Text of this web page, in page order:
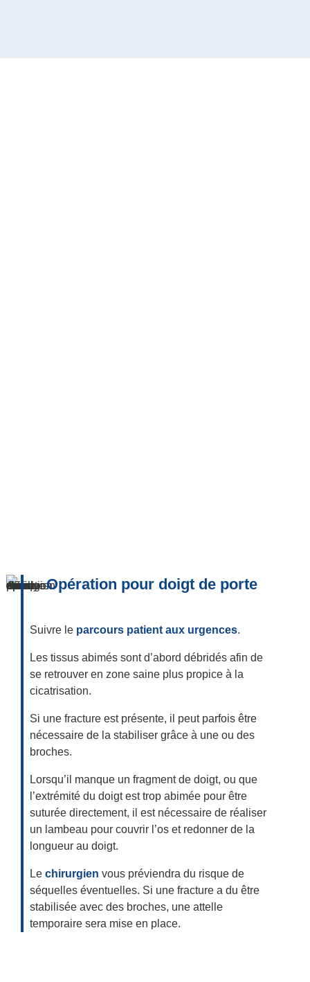
Opération pour doigt de porte
Suivre le parcours patient aux urgences.
Les tissus abimés sont d’abord débridés afin de
se retrouver en zone saine plus propice à la
cicatrisation.
Si une fracture est présente, il peut parfois être
nécessaire de la stabiliser grâce à une ou des
broches.
Lorsqu’il manque un fragment de doigt, ou que
l’extrémité du doigt est trop abimée pour être
suturée directement, il est nécessaire de réaliser
un lambeau pour couvrir l’os et redonner de la
longueur au doigt.
Lechirurgien vous préviendra du risque de
séquelles éventuelles. Si une fracture a du être
stabilisée avec des broches, une attelle
temporaire sera mise en place.